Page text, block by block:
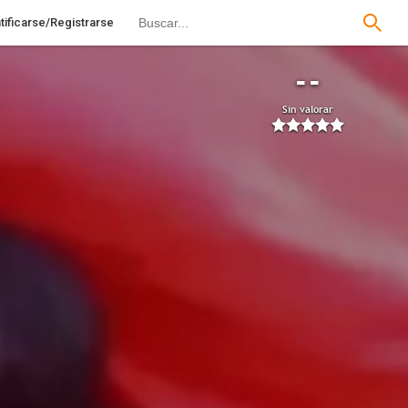
Registrarse
--
Sin valorar